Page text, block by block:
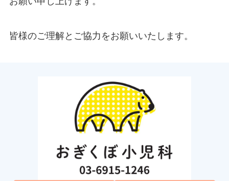
皆様のご理解とご協力をお願いいたします。